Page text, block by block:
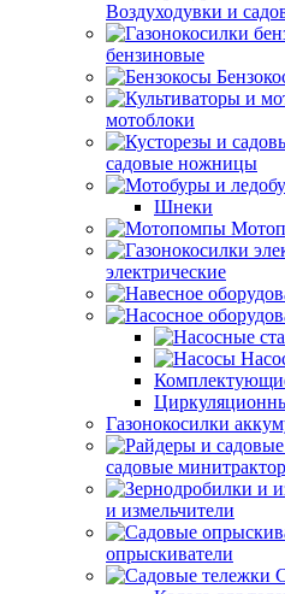
Воздуходувки и
бензиновые
мотоблоки
садовые ножницы
Шнеки
электрические
Газонокосилки
садовые
и измельчители
опрыскиватели